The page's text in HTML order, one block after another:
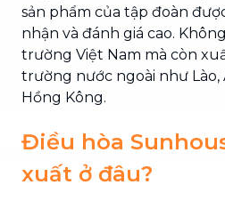
sản phẩm của tập đoàn
nhận và đánh giá cao.
trường Việt Nam mà còn
trường nước ngoài như Lào,
Hồng Kông.
Điều hòa
xuất ở đâu?